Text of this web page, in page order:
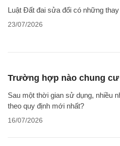
Luật Đất đai sửa đổi có những
23/07/2026
Trường hợp nào chung
Sau một thời gian sử dụng, nhiều
theo quy định mới nhất?
16/07/2026